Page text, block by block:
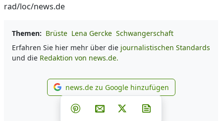
rad/loc/news.de
Themen: Brüste Lena Gercke Schwangerschaft
Erfahren Sie hier mehr über die journalistischen Standards
und die Redaktion von news.de.
news.de zu Google
news.de zu Google hinzufügen
Teilen auf Facebook
Teilen auf Whatsapp
Teilen auf Telegram
Teilen auf Pinterest
Per E-Mail teilen
Post auf X